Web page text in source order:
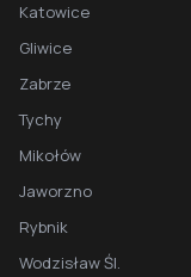
Katowice
Gliwice
Zabrze
Tychy
Mikołów
Jaworzno
Rybnik
Wodzisław Śl.